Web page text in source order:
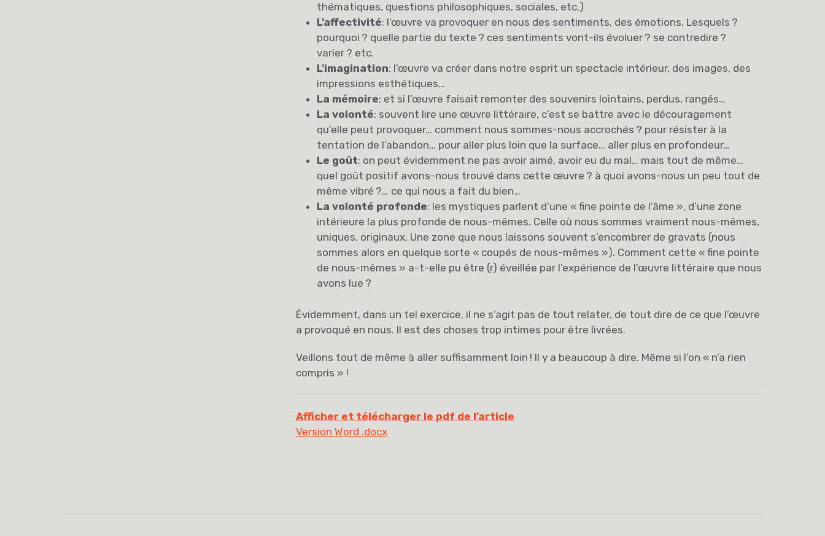
thématiques, questions philosophiques, sociales, etc.)
L’affectivité: l’œuvre va provoquer en nous des sentiments, des émotions. Lesquels ?
pourquoi ? quelle partie du texte ? ces sentiments vont-ils évoluer ? se contredire ?
varier ? etc.
L’imagination: l’œuvre va créer dans notre esprit un spectacle intérieur, des images, des
impressions esthétiques…
La mémoire: et si l’œuvre faisait remonter des souvenirs lointains, perdus, rangés…
La volonté: souvent lire une œuvre littéraire, c’est se battre avec le découragement
qu’elle peut provoquer… comment nous sommes-nous accrochés ? pour résister à la
tentation de l’abandon… pour aller plus loin que la surface… aller plus en profondeur…
Le goût: on peut évidemment ne pas avoir aimé, avoir eu du mal… mais tout de même…
quel goût positif avons-nous trouvé dans cette œuvre ? à quoi avons-nous un peu tout de
même vibré ?… ce qui nous a fait du bien…
La volonté profonde: les mystiques parlent d’une « fine pointe de l’âme », d’une zone
intérieure la plus profonde de nous-mêmes. Celle où nous sommes vraiment nous-mêmes,
uniques, originaux. Une zone que nous laissons souvent s’encombrer de gravats (nous
sommes alors en quelque sorte « coupés de nous-mêmes »). Comment cette « fine pointe
de nous-mêmes » a-t-elle pu être (r) éveillée par l’expérience de l’œuvre littéraire que nous
avons lue ?
Évidemment, dans un tel exercice, il ne s’agit pas de tout relater, de tout dire de ce que l’œuvre
a provoqué en nous. Il est des choses trop intimes pour être livrées.
Veillons tout de même à aller suffisamment loin ! Il y a beaucoup à dire. Même si l’on « n’a rien
compris » !
Afficher et télécharger le pdf de l’article
Version Word .docx